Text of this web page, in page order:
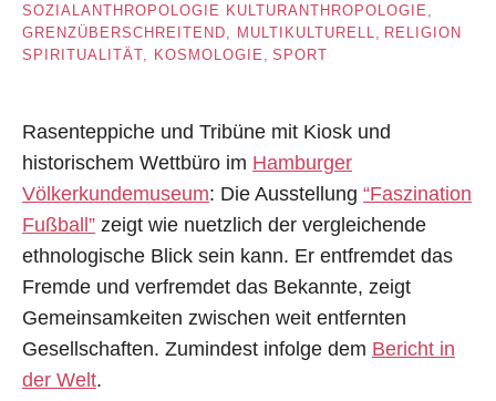
SOZIALANTHROPOLOGIE KULTURANTHROPOLOGIE
GRENZÜBERSCHREITEND, MULTIKULTURELL
RELIGION
SPIRITUALITÄT, KOSMOLOGIE
SPORT
Rasenteppiche und Tribüne mit Kiosk und
historischem Wettbüro im Hamburger
Völkerkundemuseum: Die Ausstellung “Faszination
Fußball” zeigt wie nuetzlich der vergleichende
ethnologische Blick sein kann. Er entfremdet das
Fremde und verfremdet das Bekannte, zeigt
Gemeinsamkeiten zwischen weit entfernten
Gesellschaften. Zumindest infolge dem Bericht in
der Welt.